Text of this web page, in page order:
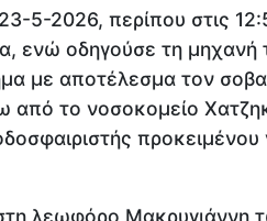
5-2026, περίπου στις
ενώ οδηγούσε τη μηχανή
με αποτέλεσμα τον
από το νοσοκομείο
προκειμένου
λεωφόρο Μακρυγιάννη